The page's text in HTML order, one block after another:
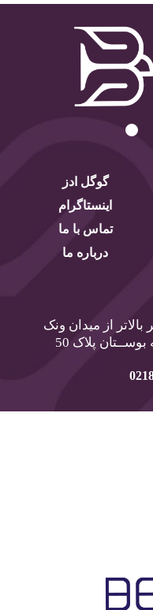
گوگل ادز
اینستاگرام
تماس با ما
درباره ما
بالاتر از میدان ونک
پلاک 50